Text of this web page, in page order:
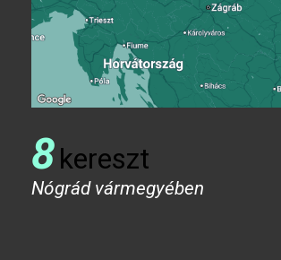
8kereszt
Nógrád vármegyében